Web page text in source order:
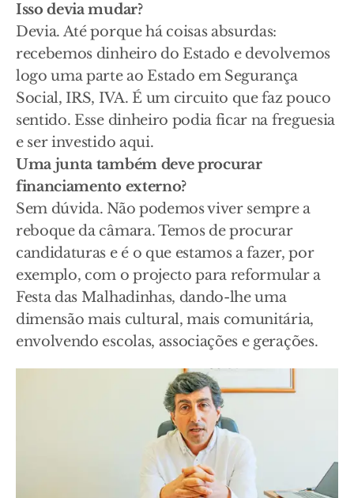
Isso devia mudar?
Devia. Até porque há coisas absurdas:
recebemos dinheiro do Estado e devolvemos
logo uma parte ao Estado em Segurança
Social, IRS, IVA. É um circuito que faz pouco
sentido. Esse dinheiro podia ficar na freguesia
e ser investido aqui.
Uma junta também deve procurar
financiamento externo?
Sem dúvida. Não podemos viver sempre a
reboque da câmara. Temos de procurar
candidaturas e é o que estamos a fazer, por
exemplo, com o projecto para reformular a
Festa das Malhadinhas, dando-lhe uma
dimensão mais cultural, mais comunitária,
envolvendo escolas, associações e gerações.